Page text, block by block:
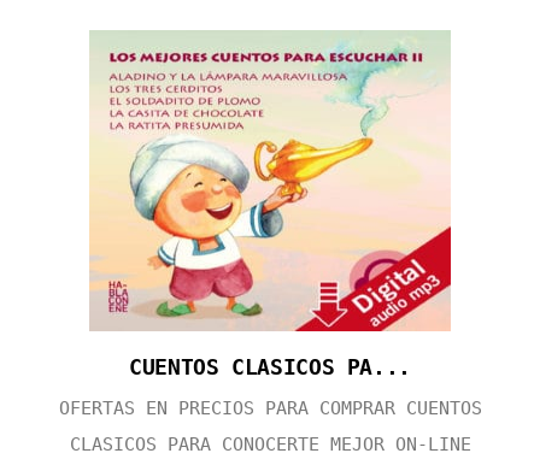
CUENTOS CLASICOS PA...
OFERTAS EN PRECIOS PARA COMPRAR CUENTOS
CLASICOS PARA CONOCERTE MEJOR ON-LINE